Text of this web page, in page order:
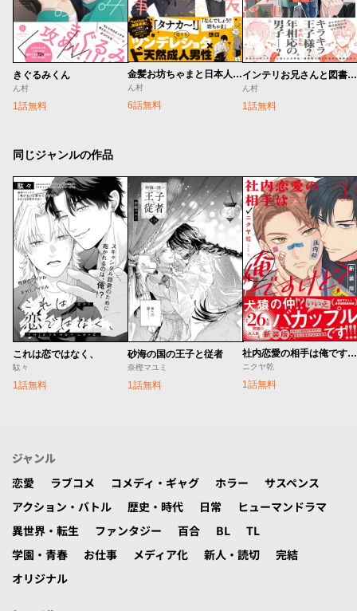
きぐるみくん
ん村
1話無料
金髪お坊ちゃまと日本人執事
ん村
6話無料
インテリお兄さんと図書館職員
ん村
1話無料
同じジャンルの作品
これは恋ではなく、
駄々
1話無料
砂海の国の王子と従者
奈樫マユミ
1話無料
社内恋愛の相手は俺ですけど？ 新装版
ニクヤ乾
1話無料
ジャンル
恋愛
ラブコメ コメディ・ギャグ ホラー
サスペンス
アクション・バトル
歴史・時代 日常
ヒューマンドラマ
異世界・転生
ファンタジー 百合 BL
TL
学園・青春
お仕事 メディア化 新人・読切
完結
オリジナル